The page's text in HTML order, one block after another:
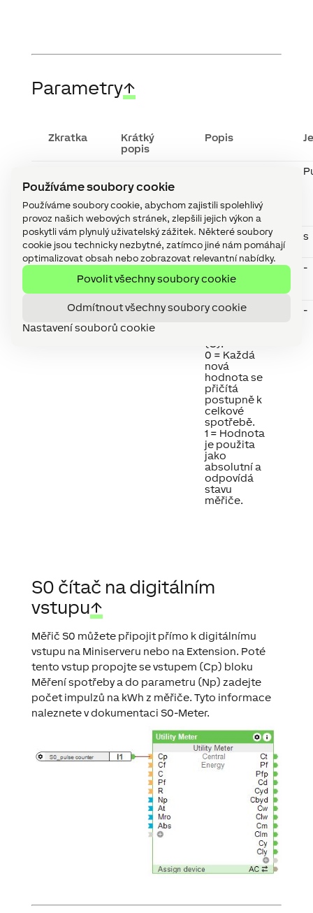
Používáme soubory cookie
Používáme soubory cookie, abychom zajistili spolehlivý
provoz našich webových stránek, zlepšili jejich výkon a
poskytli vám plynulý uživatelský zážitek. Některé soubory
cookie jsou technicky nezbytné, zatímco jiné nám pomáhají
optimalizovat obsah nebo zobrazovat relevantní nabídky.
Povolit všechny soubory cookie
Odmítnout všechny soubory cookie
Nastavení souborů cookie
Parametry↑
Zkratka
Krátký
popis
Popis
of pulses
per unit
pomocí (Cp)
nebo (Cf).
At
Averaging
time
Doba
průměrování
s
Mro
Meter
reading
Hodnota je
přidána k
-
Absolute
value
Zacházení
(C):
0 = Každá
nová
hodnota se
přičítá
postupně k
celkové
spotřebě.
1 = Hodnota
je použita
jako
absolutní a
odpovídá
stavu
měřiče.
-
S0 čítač na digitálním
vstupu↑
Měřič S0 můžete připojit přímo k digitálnímu
vstupu na Miniserveru nebo na Extension. Poté
tento vstup propojte se vstupem (Cp) bloku
Měření spotřeby a do parametru (Np) zadejte
počet impulzů na kWh z měřiče. Tyto informace
naleznete v dokumentaci S0-Meter.